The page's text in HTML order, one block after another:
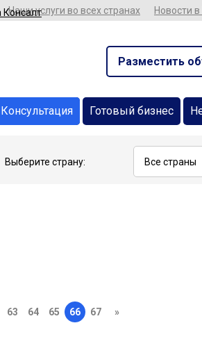
Наши услуги во всех странах Новости
Разместить
Консультация Готовый бизнес
Выберите страну:
63 64 65 66 67 »